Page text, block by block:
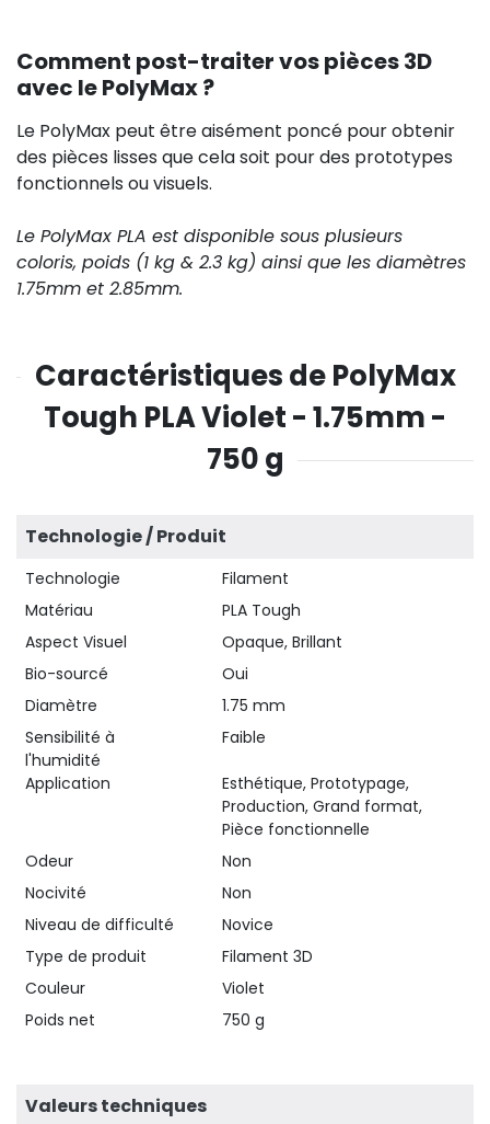
Comment post-traiter vos pièces 3D
avec le PolyMax ?
Le PolyMax peut être aisément poncé pour obtenir
des pièces lisses que cela soit pour des prototypes
fonctionnels ou visuels.
Le PolyMax PLA est disponible sous plusieurs
coloris, poids (1 kg & 2.3 kg) ainsi que les diamètres
1.75mm et 2.85mm.
Caractéristiques de PolyMax
Tough PLA Violet - 1.75mm -
750 g
Technologie / Produit
Technologie
Filament
Matériau
PLA Tough
Aspect Visuel
Opaque, Brillant
Bio-sourcé
Oui
Diamètre
1.75 mm
Sensibilité à
l'humidité
Faible
Application
Esthétique, Prototypage,
Production, Grand format,
Pièce fonctionnelle
Odeur
Non
Nocivité
Non
Niveau de difficulté
Novice
Type de produit
Filament 3D
Couleur
Violet
Poids net
750 g
Valeurs techniques